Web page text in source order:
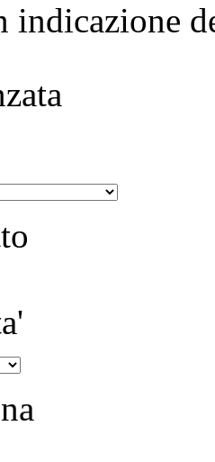
indicazione